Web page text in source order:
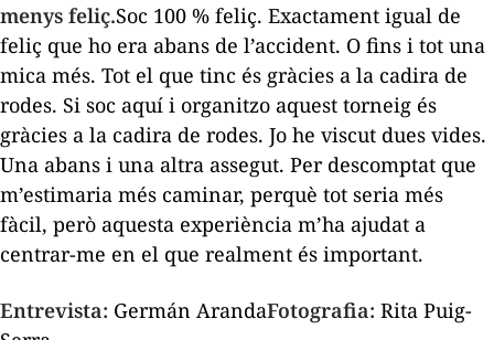
menys feliç.Soc 100 % feliç. Exactament igual de
feliç que ho era abans de l’accident. O fins i tot una
mica més. Tot el que tinc és gràcies a la cadira de
rodes. Si soc aquí i organitzo aquest torneig és
gràcies a la cadira de rodes. Jo he viscut dues vides.
Una abans i una altra assegut. Per descomptat que
m’estimaria més caminar, perquè tot seria més
fàcil, però aquesta experiència m’ha ajudat a
centrar-me en el que realment és important.
Entrevista: Germán ArandaFotografia: Rita Puig-